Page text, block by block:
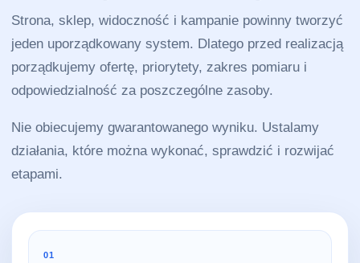
Strona, sklep, widoczność i kampanie powinny tworzyć
jeden uporządkowany system. Dlatego przed realizacją
porządkujemy ofertę, priorytety, zakres pomiaru i
odpowiedzialność za poszczególne zasoby.
Nie obiecujemy gwarantowanego wyniku. Ustalamy
działania, które można wykonać, sprawdzić i rozwijać
etapami.
01